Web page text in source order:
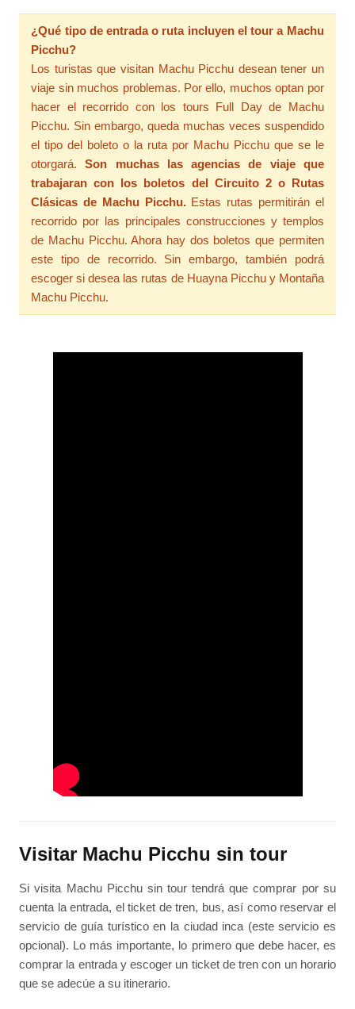
¿Qué tipo de entrada o ruta incluyen el tour a Machu
Picchu?
Los turistas que visitan Machu Picchu desean tener un
viaje sin muchos problemas. Por ello, muchos optan por
hacer el recorrido con los tours Full Day de Machu
Picchu. Sin embargo, queda muchas veces suspendido
el tipo del boleto o la ruta por Machu Picchu que se le
otorgará.Son muchas las agencias de viaje que
trabajaran con los boletos del Circuito 2 o Rutas
Clásicas de Machu Picchu.Estas rutas permitirán el
recorrido por las principales construcciones y templos
de Machu Picchu. Ahora hay dos boletos que permiten
este tipo de recorrido. Sin embargo, también podrá
escoger si desea las rutas de Huayna Picchu y Montaña
Machu Picchu.
Visitar Machu Picchu sin tour
Si visita Machu Picchu sin tour tendrá que comprar por su
cuenta la entrada, el ticket de tren, bus, así como reservar el
servicio de guía turístico en la ciudad inca (este servicio es
opcional). Lo más importante, lo primero que debe hacer, es
comprar la entrada y escoger un ticket de tren con un horario
que se adecúe a su itinerario.